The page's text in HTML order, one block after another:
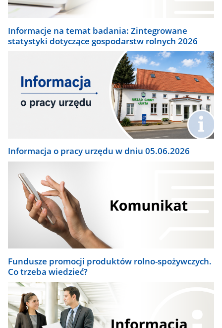
Informacje na temat badania: Zintegrowane
statystyki dotyczące gospodarstw rolnych 2026
Informacja o pracy urzędu w dniu 05.06.2026
Fundusze promocji produktów rolno-spożywczych.
Co trzeba wiedzieć?